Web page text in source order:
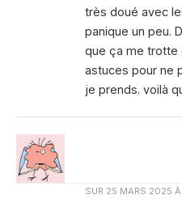
très doué avec
panique un peu.
que ça me trotte
astuces pour ne
je prends. voilà
SUR 25 MARS 2025 À